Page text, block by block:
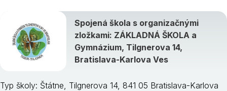
Spojená škola s organizačnými
zložkami: ZÁKLADNÁ ŠKOLA a
Gymnázium, Tilgnerova 14,
Bratislava-Karlova Ves
Typ školy: Štátne, Tilgnerova 14, 841 05 Bratislava-Karlova